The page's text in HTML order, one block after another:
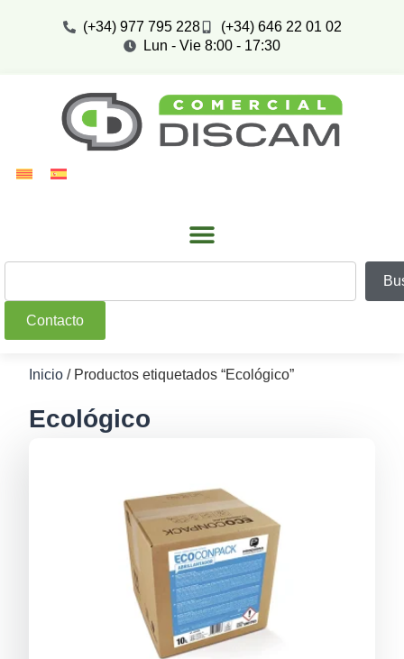
(+34) 977 795 228
(+34) 646 22 01 02
Lun - Vie 8:00 - 17:30
Contacto
Inicio / Productos etiquetados “Ecológico”
Ecológico